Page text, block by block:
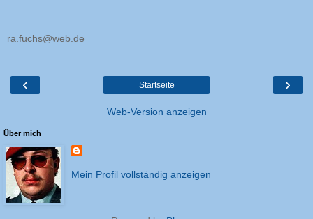
ra.fuchs@web.de
‹ ›
Startseite
Web-Version anzeigen
Über mich
Mein Profil vollständig anzeigen